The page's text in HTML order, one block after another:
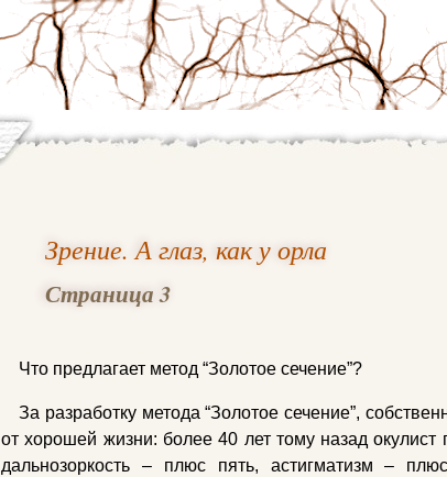
Зрение. А глаз, как у орла
Страница 3
Что предлагает метод “Золотое сечение”?
За разработку метода “Золотое сечение”,
от хорошей жизни: более 40 лет тому назад
дальнозоркость – плюс пять, астигматизм –